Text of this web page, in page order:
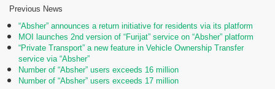
Previous News
“Absher” announces a return initiative for residents via its platform
MOI launches 2nd version of “Furijat” service on “Absher” platform
“Private Transport” a new feature in Vehicle Ownership Transfer
service via “Absher”
Number of “Absher” users exceeds 16 million
Number of “Absher” users exceeds 17 million